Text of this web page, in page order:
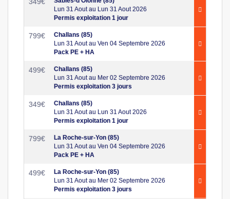
Lun 31 Aout au Lun 31 Aout 2026
Permis exploitation 1 jour
799€
Challans (85)
Lun 31 Aout au Ven 04 Septembre 2026
Pack PE + HA
499€
Challans (85)
Lun 31 Aout au Mer 02 Septembre 2026
Permis exploitation 3 jours
349€
Challans (85)
Lun 31 Aout au Lun 31 Aout 2026
Permis exploitation 1 jour
799€
La Roche-sur-Yon (85)
Lun 31 Aout au Ven 04 Septembre 2026
Pack PE + HA
499€
La Roche-sur-Yon (85)
Lun 31 Aout au Mer 02 Septembre 2026
Permis exploitation 3 jours